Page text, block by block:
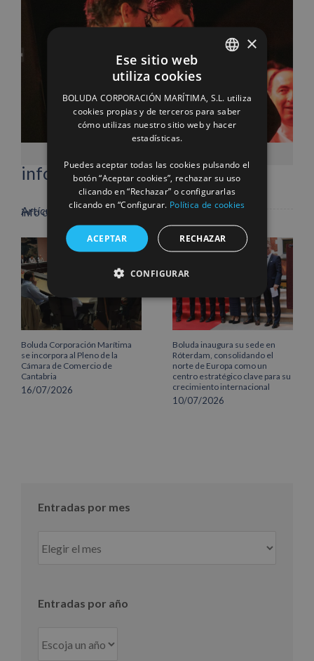
info heading
info content
Facebook
X LinkedInWhatsApp
Artículos relacionados
Boluda Corporación Marítima
se incorpora al Pleno de la
Cámara de Comercio de
Cantabria
16/07/2026
Boluda inaugura su sede en
Róterdam, consolidando el
norte de Europa como un
centro estratégico clave para su
crecimiento internacional
10/07/2026
Entradas por mes
por
Entradas por año
ENGLISH
FRENCH
×
Ese sitio web
utiliza cookies
BOLUDA CORPORACIÓN MARÍTIMA, S.L. utiliza
cookies propias y de terceros para saber
cómo utilizas nuestro sitio web y hacer
estadísticas.
Puedes aceptar todas las cookies pulsando el
botón “Aceptar cookies”, rechazar su uso
clicando en “Rechazar” o configurarlas
clicando en “Configurar. Política de cookies
ACEPTAR RECHAZAR
CONFIGURAR